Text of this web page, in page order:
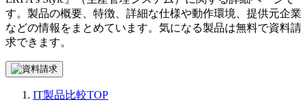
す。製品の概要、特徴、詳細な仕様や動作環境、提供元企業
などの情報をまとめています。気になる製品は無料で資料請
求できます。
IT製品比較TOP